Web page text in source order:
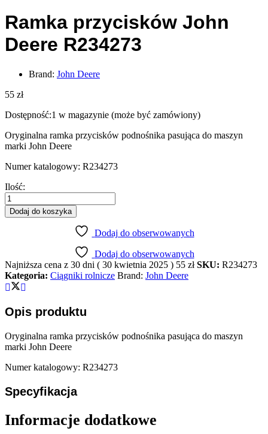
Ramka przycisków John
Deere R234273
Brand: John Deere
55 zł
Dostępność:1 w magazynie (może być zamówiony)
Oryginalna ramka przycisków podnośnika pasująca do maszyn
marki John Deere
Numer katalogowy: R234273
Ramka
przycisków
John
Deere
Ilość:
Dodaj do koszyka
Dodaj do obserwowanych
Dodaj do obserwowanych
Najniższa cena z 30 dni ( 30 kwietnia 2025 ) 55 zł SKU: R234273
Kategoria: Ciągniki rolnicze Brand: John Deere
Opis produktu
Oryginalna ramka przycisków podnośnika pasująca do maszyn
marki John Deere
Numer katalogowy: R234273
Specyfikacja
Informacje dodatkowe